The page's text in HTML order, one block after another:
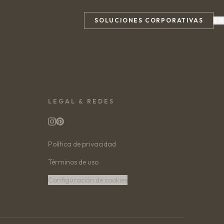
SOLUCIONES CORPORATIVAS
LEGAL & REDES
Política de privacidad
Términos de uso
Configuración de cookies